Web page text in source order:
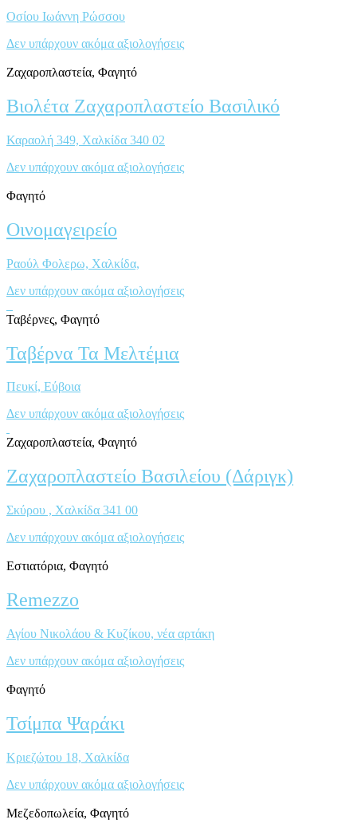
Οσίου Ιωάννη Ρώσσου
Δεν υπάρχουν ακόμα αξιολογήσεις
Ζαχαροπλαστεία, Φαγητό
Βιολέτα Ζαχαροπλαστείο Βασιλικό
Καραολή 349, Χαλκίδα 340 02
Δεν υπάρχουν ακόμα αξιολογήσεις
Φαγητό
Οινομαγειρείο
Ραούλ Φολερω, Χαλκίδα,
Δεν υπάρχουν ακόμα αξιολογήσεις
Ταβέρνες, Φαγητό
Ταβέρνα Τα Μελτέμια
Πευκί, Eύβοια
Δεν υπάρχουν ακόμα αξιολογήσεις
Ζαχαροπλαστεία, Φαγητό
Ζαχαροπλαστείο Βασιλείου (Δάριγκ)
Σκύρου , Χαλκίδα 341 00
Δεν υπάρχουν ακόμα αξιολογήσεις
Εστιατόρια, Φαγητό
Remezzo
Αγίου Νικολάου & Κυζίκου, νέα αρτάκη
Δεν υπάρχουν ακόμα αξιολογήσεις
Φαγητό
Τσίμπα Ψαράκι
Κριεζώτου 18, Xαλκίδα
Δεν υπάρχουν ακόμα αξιολογήσεις
Μεζεδοπωλεία, Φαγητό